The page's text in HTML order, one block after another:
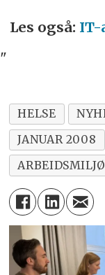
Les også: IT-
"
HELSE
JANUAR 2008
ARBEIDSMILJØ